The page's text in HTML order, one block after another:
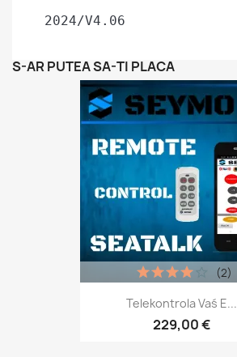
2024/V4.06
S-AR PUTEA SA-TI PLACA
Telekontrola Vaś E...
229,00 €
(2)